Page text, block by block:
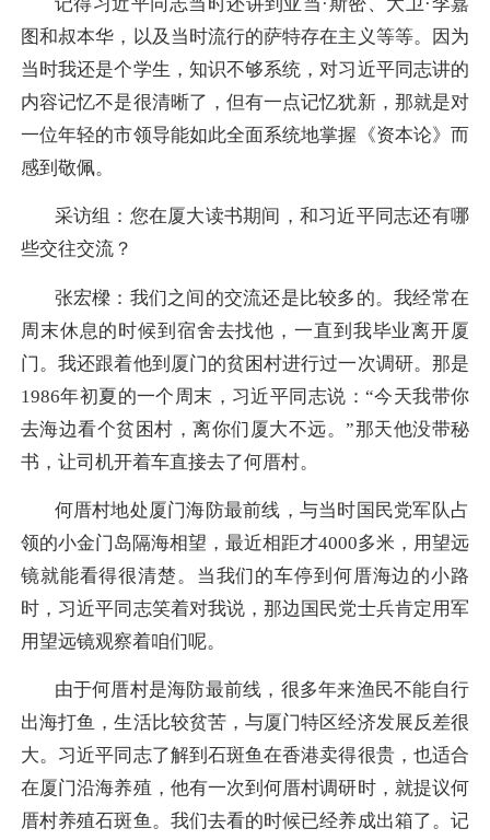
图和叔本华，以及当时流行的萨特存在主义等等。因为
当时我还是个学生，知识不够系统，对习近平同志讲的
内容记忆不是很清晰了，但有一点记忆犹新，那就是对
一位年轻的市领导能如此全面系统地掌握《资本论》而
感到敬佩。
采访组：您在厦大读书期间，和习近平同志还有哪
些交往交流？
张宏樑： 我们之间的交流还是比较多的。我经常在
周末休息的时候到宿舍去找他，一直到我毕业离开厦
门。我还跟着他到厦门的贫困村进行过一次调研。那是
1986年初夏的一个周末，习近平同志说：“今天我带你
去海边看个贫困村，离你们厦大不远。”那天他没带秘
书，让司机开着车直接去了何厝村。
何厝村地处厦门海防最前线，与当时国民党军队占
领的小金门岛隔海相望，最近相距才4000多米，用望远
镜就能看得很清楚。当我们的车停到何厝海边的小路
时，习近平同志笑着对我说，那边国民党士兵肯定用军
用望远镜观察着咱们呢。
由于何厝村是海防最前线，很多年来渔民不能自行
出海打鱼，生活比较贫苦，与厦门特区经济发展反差很
大。习近平同志了解到石斑鱼在香港卖得很贵，也适合
在厦门沿海养殖，他有一次到何厝村调研时，就提议何
厝村养殖石斑鱼。我们去看的时候已经养成出箱了。记